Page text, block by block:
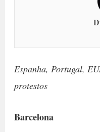
Espanha, Portugal,
protestos
Barcelona